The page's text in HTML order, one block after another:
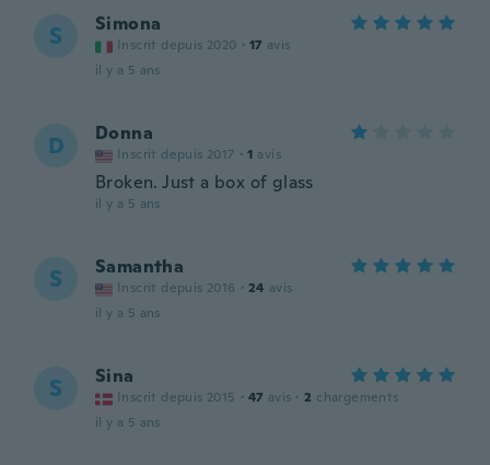
S Simona
Inscrit depuis 2020 · 17 avis
il y a 5 ans
D Donna
Inscrit depuis 2017 · 1 avis
Broken. Just a box of glass
il y a 5 ans
S Samantha
Inscrit depuis 2016 · 24 avis
il y a 5 ans
S Sina
Inscrit depuis 2015 · 47 avis · 2 chargements
il y a 5 ans